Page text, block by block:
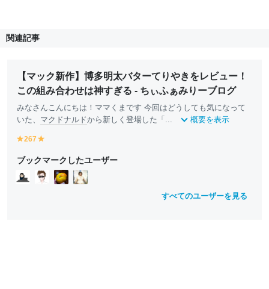
関連記事
【マック新作】博多明太バターてりやきをレビュー！
この組み合わせは神すぎる - ちぃふぁみりーブログ
みなさんこんにちは！ママくまです 今回はどうしても気になって
いた、 マクドナルドから新しく登場した「... 概要を表示
y
ll
o
w
267
ll
o
w
ブックマークしたユーザー
すべてのユーザーを見る